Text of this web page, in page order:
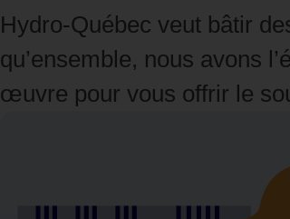
Hydro‑Québec veut bâtir
qu’ensemble, nous avons
œuvre pour vous offrir le